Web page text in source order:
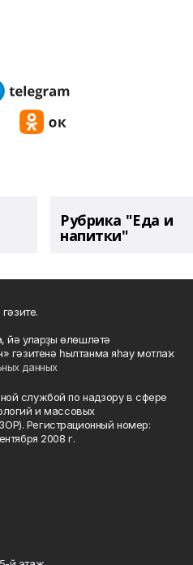
Рубрика "Еда и
напитки"
йә уларҙы өлөшләтә
гәзитенә һылтанма яһау мотлаҡ.
данных
службой по надзору в сфере
и массовых
Регистрационный номер:
2008 г.